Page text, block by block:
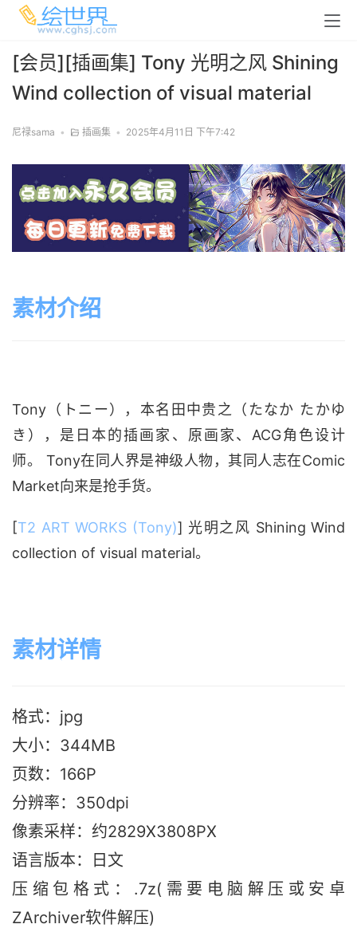
[会员][插画集] Tony 光明之风 Shining
Wind collection of visual material
尼禄sama • 插画集 • 2025年4月11日 下午7:42
素材介绍
Tony（トニー），本名田中贵之（たなか たかゆ
き），是日本的插画家、原画家、ACG角色设计
师。 Tony在同人界是神级人物，其同人志在Comic
Market向来是抢手货。
[T2 ART WORKS (Tony)] 光明之风 Shining Wind
collection of visual material。
素材详情
格式：jpg
大小：344MB
页数：166P
分辨率：350dpi
像素采样：约2829X3808PX
语言版本：日文
压缩包格式：.7z(需要电脑解压或安卓
ZArchiver软件解压)